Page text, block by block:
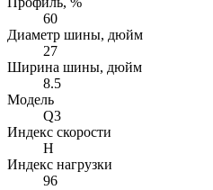
60
Диаметр шины, дюйм
27
Ширина шины, дюйм
8.5
Модель
Q3
Индекс скорости
H
Индекс нагрузки
96